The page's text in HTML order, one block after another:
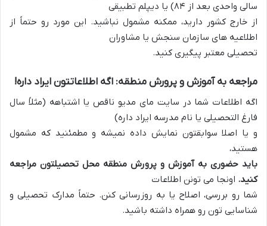
سالی واحدی بعد از ۸۴) یا دیپلم تطبیقی
از خارج کشور دارید، ممکنه مشمول نباشید. این مورد رو حتماً از
اطلاعیه های سازمان سنجش یا مشاوران
تحصیلی معتبر پیگیری کنید.
مراجعه به آموزش و پرورش منطقه: اگه اطلاعاتتون ایراد داره!
اگه اطلاعات شما در سایت مای مدیو ناقص یا اشتباهه (مثلاً سال
فارغ التحصیلی یا نام مدرسه ایراد داره)
و یا اصلا سوابقتون نمایش داده نمیشه و مطمئنید که مشمول
هستید،
باید حضوری به آموزش و پرورش منطقه محل تحصیلتون مراجعه
کنید. اونجا می تونن اطلاعات
شما رو بررسی، اصلاح یا به روزرسانی کنن. حتماً مدارک تحصیلی و
شناسایی تون رو همراه داشته باشید.